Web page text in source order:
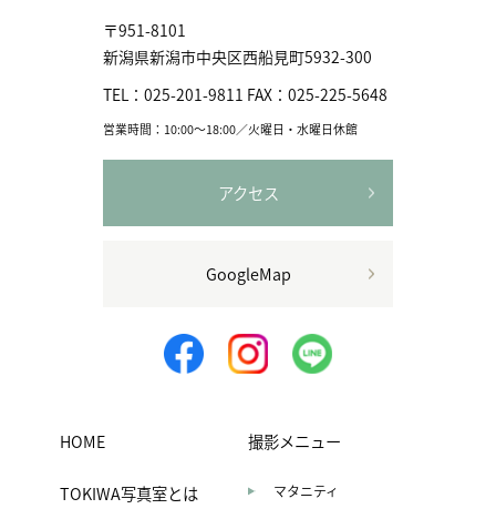
〒951-8101
新潟県新潟市中央区⻄船見町5932-300
TEL： 025-201-9811 FAX： 025-225-5648
営業時間：10:00〜18:00／火曜日・水曜日休館
アクセス
GoogleMap
HOME
TOKIWA写真室とは
撮影メニュー
マタニティ